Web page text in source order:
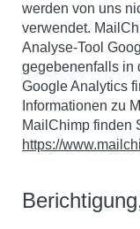
werden von uns
verwendet.
Analyse-Tool
gegebenenfalls in
Google Analytics
Informationen zu
MailChimp finden
https://